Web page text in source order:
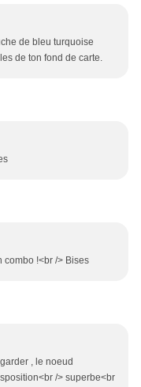
de bleu turquoise
de ton fond de carte.
combo !<br /> Bises
, le noeud
/> superbe<br